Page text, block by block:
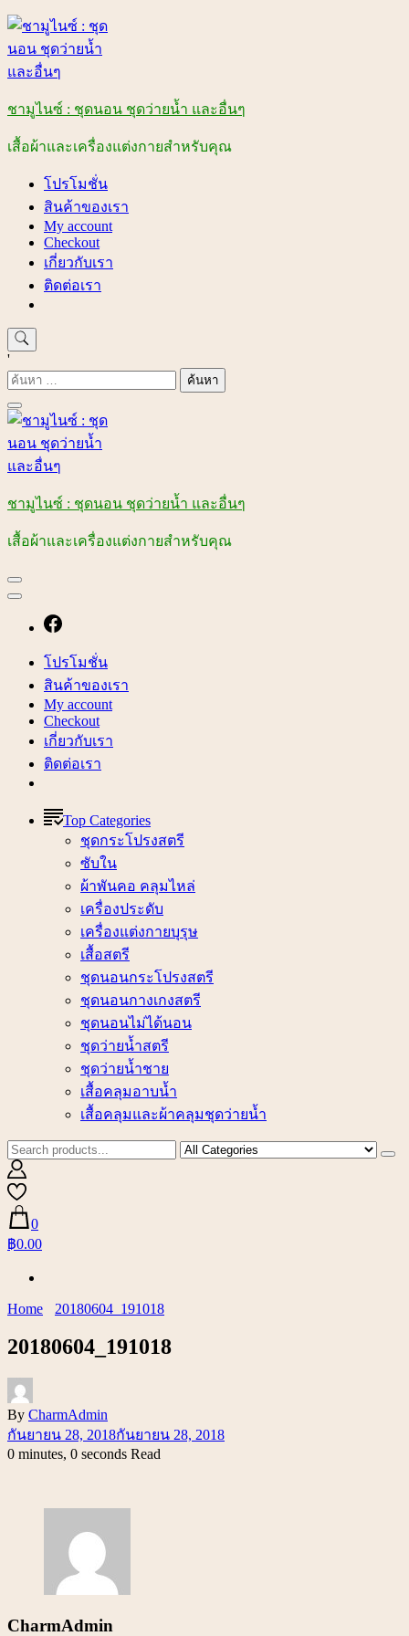
Skip
content
ชามูไนซ์ : ชุดนอน ชุดว่ายน้ำ และอื่นๆ
เสื้อผ้าและเครื่องแต่งกายสำหรับคุณ
โปรโมชั่น
สินค้าของเรา
My account
Checkout
เกี่ยวกับเรา
ติดต่อเรา
'
ค้นหา
สำหรับ:
ชามูไนซ์ : ชุดนอน ชุดว่ายน้ำ และอื่นๆ
เสื้อผ้าและเครื่องแต่งกายสำหรับคุณ
โปรโมชั่น
สินค้าของเรา
My account
Checkout
เกี่ยวกับเรา
ติดต่อเรา
Top Categories
ชุดกระโปรงสตรี
ซับใน
ผ้าพันคอ คลุมไหล่
เครื่องประดับ
เครื่องแต่งกายบุรุษ
เสื้อสตรี
ชุดนอนกระโปรงสตรี
ชุดนอนกางเกงสตรี
ชุดนอนไม่ได้นอน
ชุดว่ายน้ำสตรี
ชุดว่ายน้ำชาย
เสื้อคลุมอาบน้ำ
เสื้อคลุมและผ้าคลุมชุดว่ายน้ำ
0
฿0.00
Home 20180604_191018
20180604_191018
By CharmAdmin
กันยายน 28, 2018กันยายน 28, 2018
0 minutes, 0 seconds Read
CharmAdmin